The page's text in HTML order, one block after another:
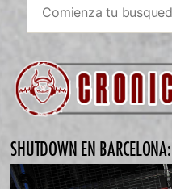
SHUTDOWN EN